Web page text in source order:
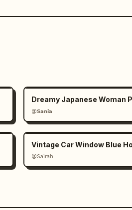
Dreamy Japanese Woman
@𝗦𝗮𝗻𝗶𝗮
Vintage Car Window Blue
@Sairah